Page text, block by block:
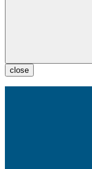
close